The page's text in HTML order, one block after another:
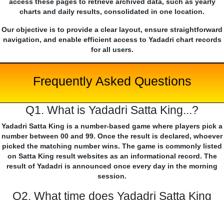
access these pages to retrieve archived data, such as yearly
charts and daily results, consolidated in one location.
Our objective is to provide a clear layout, ensure straightforward
navigation, and enable efficient access to Yadadri chart records
for all users.
Frequently Asked Questions
Q1. What is Yadadri Satta King...?
Yadadri Satta King is a number-based game where players pick a
number between 00 and 99. Once the result is declared, whoever
picked the matching number wins. The game is commonly listed
on Satta King result websites as an informational record. The
result of Yadadri is announced once every day in the morning
session.
Q2. What time does Yadadri Satta King